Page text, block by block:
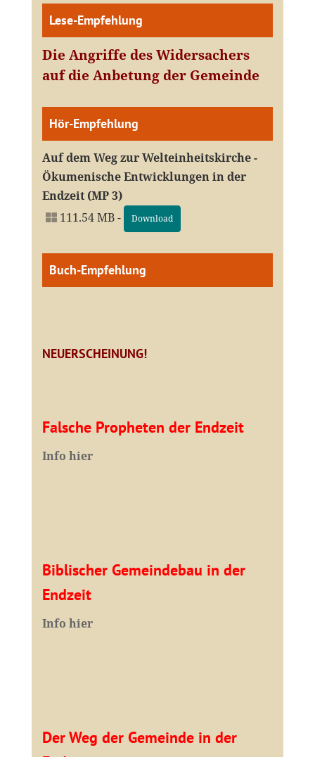
Lese-Empfehlung
Die Angriffe des Widersachers
auf die Anbetung der Gemeinde
Hör-Empfehlung
Auf dem Weg zur Welteinheitskirche -
Ökumenische Entwicklungen in der
Endzeit (MP 3)
111.54 MB -
Download
Buch-Empfehlung
NEUERSCHEINUNG!
Falsche Propheten der Endzeit
Info hier
Biblischer Gemeindebau in der
Endzeit
Info hier
Der Weg der Gemeinde in der